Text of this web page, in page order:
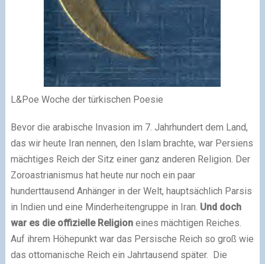
L&Poe Woche der türkischen Poesie
Bevor die arabische Invasion im 7. Jahrhundert dem Land,
das wir heute Iran nennen, den Islam brachte, war Persiens
mächtiges Reich der Sitz einer ganz anderen Religion. Der
Zoroastrianismus hat heute nur noch ein paar
hunderttausend Anhänger in der Welt, hauptsächlich Parsis
in Indien und eine Minderheitengruppe in Iran. Und doch
war es die offizielle Religioneines mächtigen Reiches.
Auf ihrem Höhepunkt war das Persische Reich so groß wie
das ottomanische Reich ein Jahrtausend später. Die